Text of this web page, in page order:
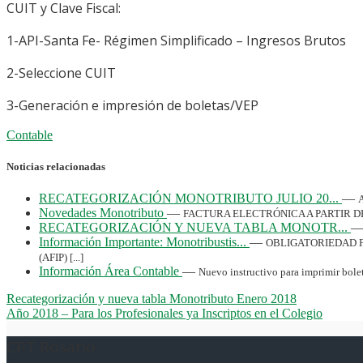
CUIT y Clave Fiscal:
1-API-Santa Fe- Régimen Simplificado – Ingresos Brutos
2-Seleccione CUIT
3-Generación e impresión de boletas/VEP
Contable
Noticias relacionadas
RECATEGORIZACIÓN MONOTRIBUTO JULIO 20... —
Novedades Monotributo — FACTURA ELECTRÓNICA A PARTIR
RECATEGORIZACIÓN Y NUEVA TABLA MONOTR...
Información Importante: Monotribustis... — OBLIGATORIEDAD
(AFIP) [...]
Información Área Contable — Nuevo instructivo para imprimir
Recategorización y nueva tabla Monotributo Enero 2018
Año 2018 – Para los Profesionales ya Inscriptos en el Colegio